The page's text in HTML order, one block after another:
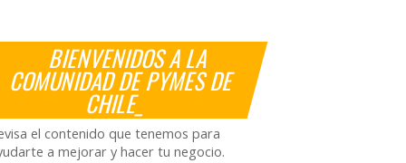
BIENVENIDOS A LA
COMUNIDAD DE PYMES DE
CHILE_
el contenido que tenemos para
a mejorar y hacer tu negocio.